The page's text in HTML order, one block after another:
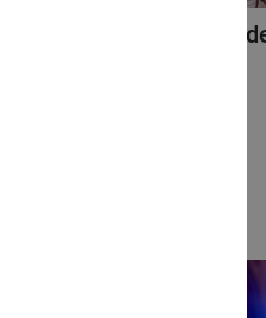
4- of 5-gangendiner van